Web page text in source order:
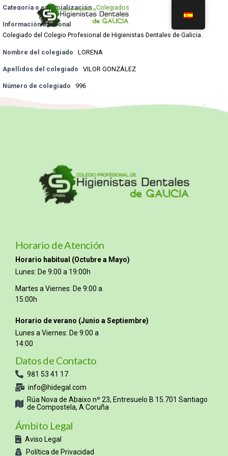
Categoría o especialización Colegiados
Información adicional
Colegiado del Colegio Profesional de Higienistas Dentales de Galicia.
Nombre del colegiado LORENA
Apellidos del colegiado VILOR GONZÁLEZ
Número de colegiado 996
Horario de Atención
Horario habitual (Octubre a Mayo)
Lunes: De 9:00 a 19:00h
Martes a Viernes: De 9:00 a
15:00h
Horario de verano (Junio a Septiembre)
Lunes a Viernes: De 9:00 a
14:00
Datos de Contacto
981 53 41 17
info@hidegal.com
Rúa Nova de Abaixo nº 23, Entresuelo B 15.701 Santiago
de Compostela, A Coruña
Ámbito Legal
Aviso Legal
Política de Privacidad